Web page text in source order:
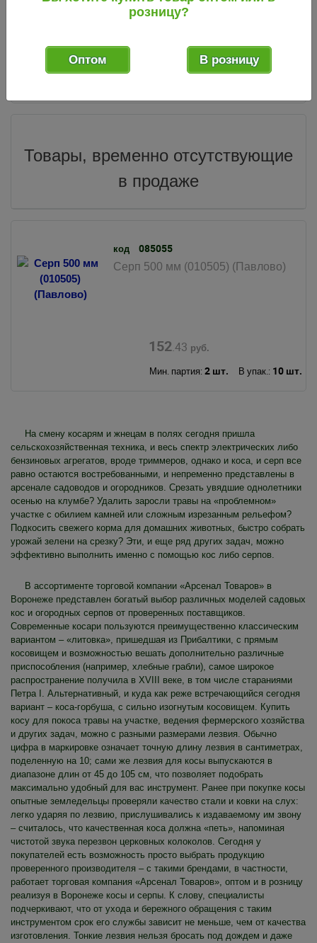
руб.
Товары, временно отсутствующие
в продаже
код 085055
Серп 500 мм (010505) (Павлово)
152.43 руб.
Мин. партия: 2 шт. В упак.: 10 шт.
На смену косарям и жнецам в полях сегодня пришла
сельскохозяйственная техника, и весь спектр электрических либо
бензиновых агрегатов, вроде триммеров, однако и коса, и серп все
равно остаются востребованными, и непременно представлены в
арсенале садоводов и огородников. Срезать увядшие однолетники
осенью на клумбе? Удалить заросли травы на «проблемном»
участке с обилием камней или сложным изрезанным рельефом?
Подкосить свежего корма для домашних животных, быстро собрать
урожай зелени на срезку? Эти, и еще ряд других задач, можно
эффективно выполнить именно с помощью кос либо серпов.
В ассортименте торговой компании «Арсенал Товаров» в
Воронеже представлен богатый выбор различных моделей садовых
кос и огородных серпов от проверенных поставщиков.
Современные косари пользуются преимущественно классическим
вариантом – «литовка», пришедшая из Прибалтики, с прямым
косовищем и возможностью вешать дополнительно различные
приспособления (например, хлебные грабли), самое широкое
распространение получила в XVIII веке, в том числе стараниями
Петра I. Альтернативный, и куда как реже встречающийся сегодня
вариант – коса-горбуша, с сильно изогнутым косовищем. Купить
косу для покоса травы на участке, ведения фермерского хозяйства
и других задач, можно с разными размерами лезвия. Обычно
цифра в маркировке означает точную длину лезвия в сантиметрах,
поделенную на 10; сами же лезвия для косы выпускаются в
диапазоне длин от 45 до 105 см, что позволяет подобрать
максимально удобный для вас инструмент. Ранее при покупке косы
опытные земледельцы проверяли качество стали и ковки на слух:
легко ударяя по лезвию, прислушивались к издаваемому им звону
– считалось, что качественная коса должна «петь», напоминая
чистотой звука перезвон церковных колоколов. Сегодня у
покупателей есть возможность просто выбрать продукцию
проверенного производителя – с такими брендами, в частности,
работает торговая компания «Арсенал Товаров», оптом и в розницу
реализуя в Воронеже косы и серпы. К слову, специалисты
подчеркивают, что от ухода и бережного обращения с таким
инструментом срок его службы зависит не меньше, чем от качества
изготовления. Тонкие лезвия нельзя бросать под дождем и даже
розницу?
Оптом В розницу